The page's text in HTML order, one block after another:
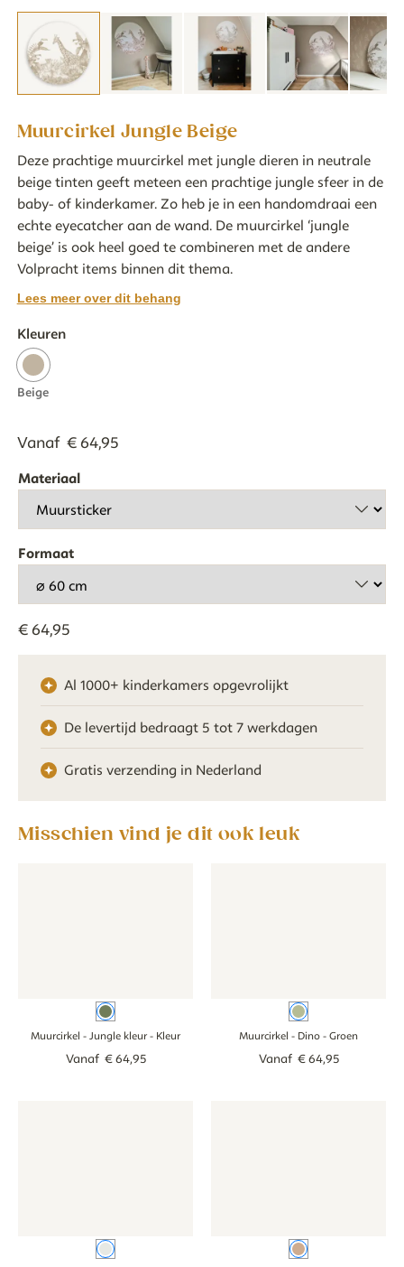
Muurcirkel Jungle Beige
Deze prachtige muurcirkel met jungle dieren in neutrale
beige tinten geeft meteen een prachtige jungle sfeer in de
baby- of kinderkamer. Zo heb je in een handomdraai een
echte eyecatcher aan de wand. De muurcirkel ‘jungle
beige’ is ook heel goed te combineren met de andere
Volpracht items binnen dit thema.
Lees meer over dit behang
Kleuren
Beige
Vanaf € 64,95
Materiaal
Formaat
€ 64,95
Al 1000+ kinderkamers opgevrolijkt
De levertijd bedraagt 5 tot 7 werkdagen
Gratis verzending in Nederland
Misschien vind je dit ook leuk
Kleur
Muurcirkel - Jungle kleur - Kleur
Vanaf €64,95
Groen
Muurcirkel - Dino - Groen
Vanaf €64,95
neutraal Beige